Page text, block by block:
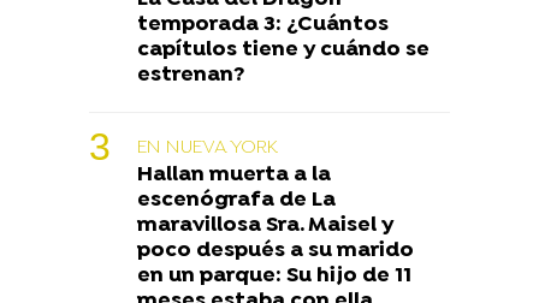
temporada 3: ¿Cuántos
capítulos tiene y cuándo se
estrenan?
EN NUEVA YORK
Hallan muerta a la
escenógrafa de La
maravillosa Sra. Maisel y
poco después a su marido
en un parque: Su hijo de 11